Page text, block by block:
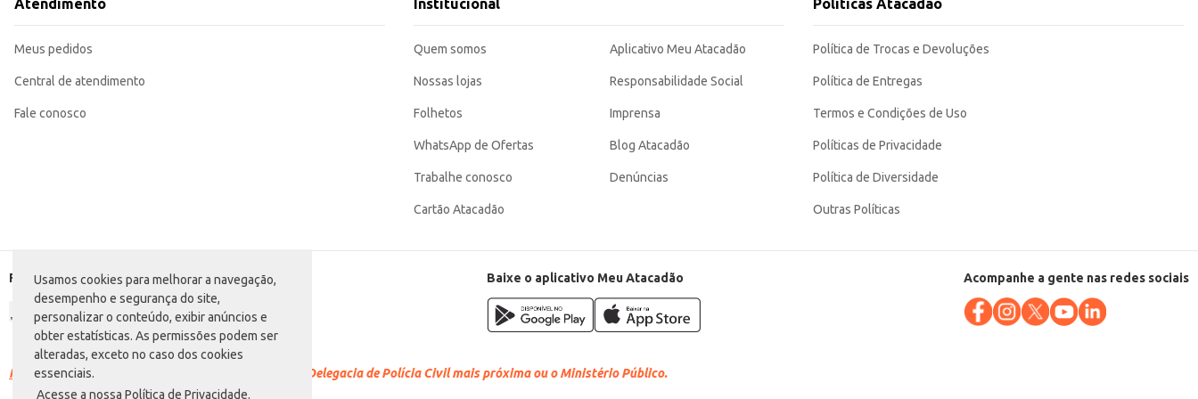
Usamos cookies para melhorar a navegação,
desempenho e segurança do site,
personalizar o conteúdo, exibir anúncios e
obter estatísticas. As permissões podem ser
alteradas, exceto no caso dos cookies
essenciais.
Acesse a nossa Política de Privacidade.
Atendimento
Meus pedidos
Central de atendimento
Fale conosco
Institucional
Quem somos
Nossas lojas
Folhetos
WhatsApp de Ofertas
Trabalhe conosco
Cartão Atacadão
Aplicativo Meu Atacadão
Responsabilidade Social
Imprensa
Blog Atacadão
Denúncias
Políticas Atacadão
Política de Trocas e Devoluções
Política de Entregas
Termos e Condições de Uso
Políticas de Privacidade
Política de Diversidade
Outras Políticas
Formas de pagamento Baixe o aplicativo Meu Atacadão Acompanhe a gente nas redes sociais
Racismo é crime. Denuncie. Disque 100 ou procure a Delegacia de Polícia Civil mais próxima ou o Ministério Público.